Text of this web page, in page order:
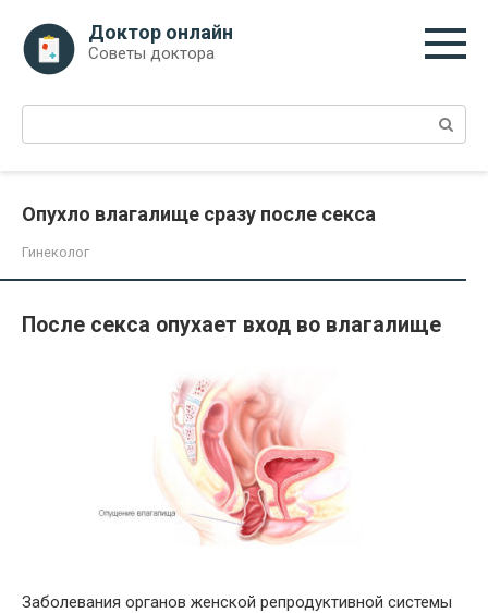
контенту
Доктор онлайн
Советы доктора
Поиск:
Опухло влагалище сразу после секса
Гинеколог
После секса опухает вход во влагалище
Заболевания органов женской репродуктивной системы